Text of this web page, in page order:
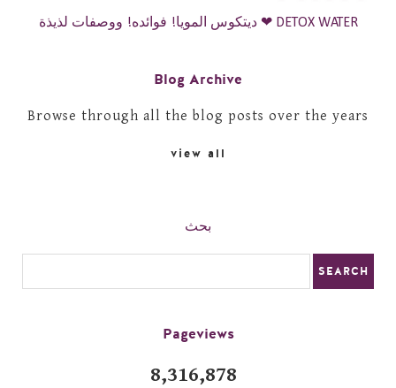
ديتكوس المويا! فوائده! ووصفات لذيذة ❤ DETOX WATER
Blog Archive
Browse through all the blog posts over the years
view all
بحث
Pageviews
8,316,878